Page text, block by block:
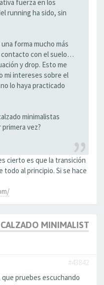
fuerza en los
running ha sido, sin
forma mucho más
contacto con el suelo…
y drop. Esto me
mi intereses sobre el
lo haya practicado
minimalistas
vez?
cierto es que la transición
todo al principio. Si se hace
MINIMALISTA
#43842
que pruebes escuchando